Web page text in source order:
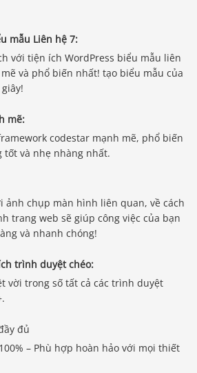
mẫu Liên hệ 7:
với tiện ích WordPress biểu mẫu liên
và phổ biến nhất! tạo biểu mẫu của
mẽ:
codestar mạnh mẽ, phổ biến
tốt và nhẹ nhàng nhất.
ảnh chụp màn hình liên quan, về cách
trang web sẽ giúp công việc của bạn
và nhanh chóng!
trình duyệt chéo:
vời trong số tất cả các trình duyệt
đủ
– Phù hợp hoàn hảo với mọi thiết